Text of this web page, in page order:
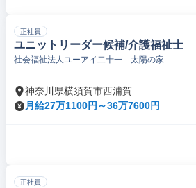
正社員
ユニットリーダー候補/介護福祉士
社会福祉法人ユーアイ二十一 太陽の家
神奈川県横須賀市西浦賀
月給27万1100円～36万7600円
正社員